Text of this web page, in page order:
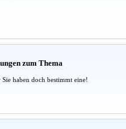
zum Thema
haben doch bestimmt eine!